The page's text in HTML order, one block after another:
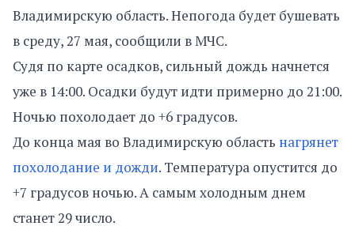
Владимирскую область. Непогода будет бушевать
в среду, 27 мая, сообщили в МЧС.
Судя по карте осадков, сильный дождь начнется
уже в 14:00. Осадки будут идти примерно до 21:00.
Ночью похолодает до +6 градусов.
До конца мая во Владимирскую область нагрянет
похолодание и дожди. Температура опустится до
+7 градусов ночью. А самым холодным днем
станет 29 число.